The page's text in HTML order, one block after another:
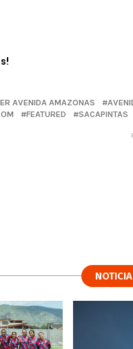
AVENIDA AMAZONAS
FEATURED SACAPINTAS